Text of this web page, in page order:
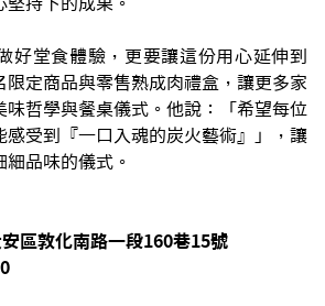
好堂食體驗，更要讓這份用心延伸到
限定商品與零售熟成肉禮盒，讓更多家
味哲學與餐桌儀式。他說：「希望每位
感受到『一口入魂的炭火藝術』」，讓
細品味的儀式。
區敦化南路一段160巷15號